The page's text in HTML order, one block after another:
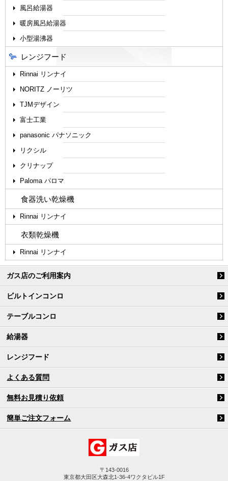
風呂給湯器
暖房風呂給湯器
小型湯沸器
レンジフード
Rinnai リンナイ
NORITZ ノーリツ
TJMデザイン
富士工業
panasonic パナソニック
リクシル
クリナップ
Paloma パロマ
食器洗い乾燥機
Rinnai リンナイ
衣類乾燥機
Rinnai リンナイ
ガス店のご利用案内
ビルトインコンロ
テーブルコンロ
給湯器
レンジフード
よくある質問
無料お見積り依頼
簡単ご注文フォーム
〒143-0016
東京都大田区大森北1-36-4ワクタビル1F